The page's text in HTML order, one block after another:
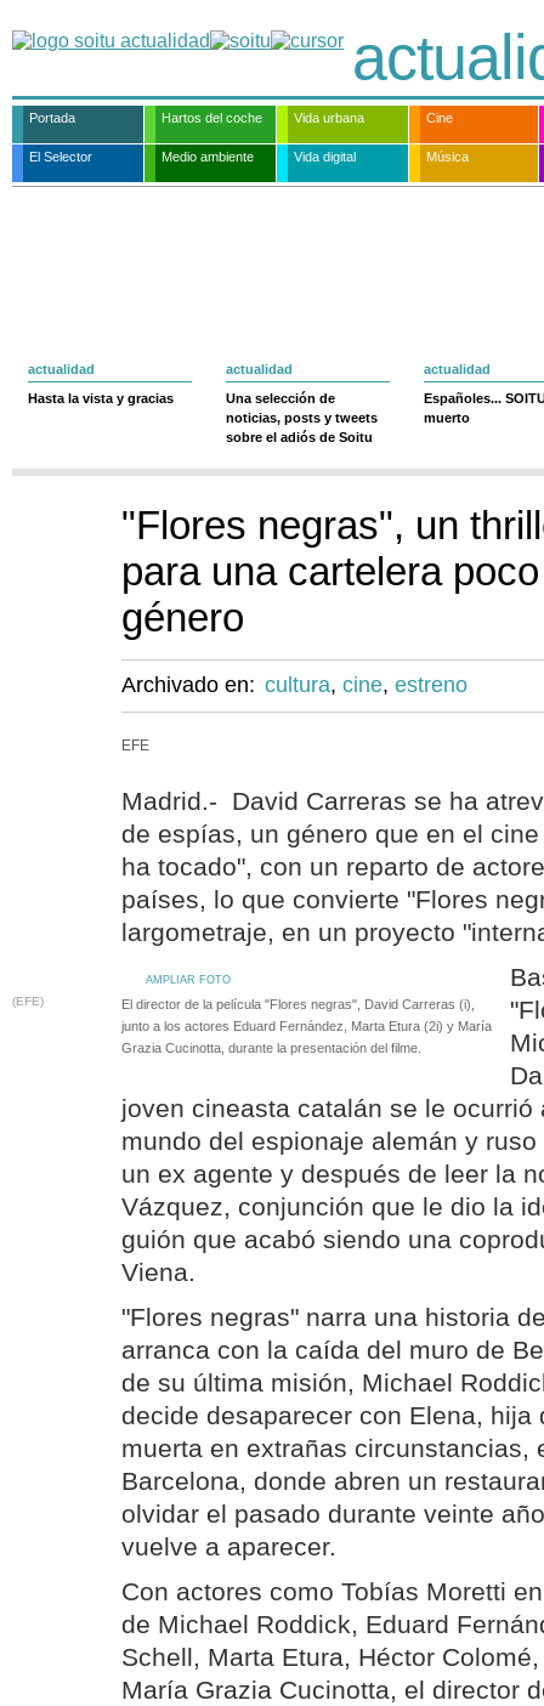
Portada Hartos del coche Vida urbana Cine
El Selector Medio ambiente Vida digital Música
actualidad
Hasta la vista y gracias
actualidad
Una selección de
noticias, posts y tweets
sobre el adiós de Soitu
actualidad
Españoles...
muerto
"Flores negras", un
para una cartelera
género
Archivado en: cultura, cine, estreno
EFE
Madrid.- David Carreras se ha
de espías, un género que en el
ha tocado", con un reparto de
países, lo que convierte "Flores
largometraje, en un proyecto
AMPLIAR FOTO
(EFE)
El director de la película "Flores negras", David Carreras (i),
junto a los actores Eduard Fernández, Marta Etura (2i) y María
Grazia Cucinotta, durante la presentación del filme.
joven cineasta catalán se le ocurrió
mundo del espionaje alemán y
un ex agente y después de leer la
Vázquez, conjunción que le dio la
guión que acabó siendo una
Viena.
"Flores negras" narra una historia
arranca con la caída del muro de
de su última misión, Michael
decide desaparecer con Elena, hija
muerta en extrañas circunstancias,
Barcelona, donde abren un
olvidar el pasado durante veinte
vuelve a aparecer.
Con actores como Tobías Moretti
de Michael Roddick, Eduard
Schell, Marta Etura, Héctor
María Grazia Cucinotta, el director